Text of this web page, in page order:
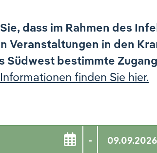
dass im Rahmen des
Veranstaltungen in den
Südwest bestimmte
finden Sie hier.
-